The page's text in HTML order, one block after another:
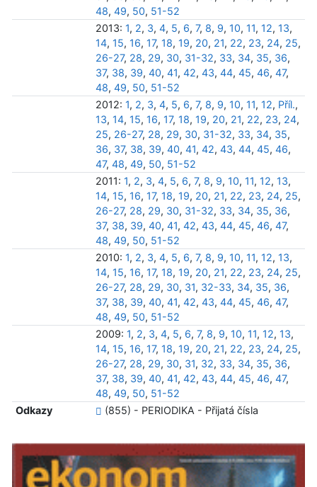
48, 49, 50, 51-52
2013: 1, 2, 3, 4, 5, 6, 7, 8, 9, 10, 11, 12, 13,
14, 15, 16, 17, 18, 19, 20, 21, 22, 23, 24, 25,
26-27, 28, 29, 30, 31-32, 33, 34, 35, 36,
37, 38, 39, 40, 41, 42, 43, 44, 45, 46, 47,
48, 49, 50, 51-52
2012: 1, 2, 3, 4, 5, 6, 7, 8, 9, 10, 11, 12, Příl.,
13, 14, 15, 16, 17, 18, 19, 20, 21, 22, 23, 24,
25, 26-27, 28, 29, 30, 31-32, 33, 34, 35,
36, 37, 38, 39, 40, 41, 42, 43, 44, 45, 46,
47, 48, 49, 50, 51-52
2011: 1, 2, 3, 4, 5, 6, 7, 8, 9, 10, 11, 12, 13,
14, 15, 16, 17, 18, 19, 20, 21, 22, 23, 24, 25,
26-27, 28, 29, 30, 31-32, 33, 34, 35, 36,
37, 38, 39, 40, 41, 42, 43, 44, 45, 46, 47,
48, 49, 50, 51-52
2010: 1, 2, 3, 4, 5, 6, 7, 8, 9, 10, 11, 12, 13,
14, 15, 16, 17, 18, 19, 20, 21, 22, 23, 24, 25,
26-27, 28, 29, 30, 31, 32-33, 34, 35, 36,
37, 38, 39, 40, 41, 42, 43, 44, 45, 46, 47,
48, 49, 50, 51-52
2009: 1, 2, 3, 4, 5, 6, 7, 8, 9, 10, 11, 12, 13,
14, 15, 16, 17, 18, 19, 20, 21, 22, 23, 24, 25,
26-27, 28, 29, 30, 31, 32, 33, 34, 35, 36,
37, 38, 39, 40, 41, 42, 43, 44, 45, 46, 47,
48, 49, 50, 51-52
Odkazy
(855) - PERIODIKA - Přijatá čísla